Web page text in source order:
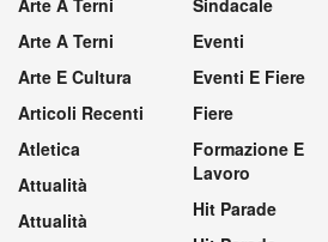
Arte A Terni
Arte E Cultura
Articoli Recenti
Atletica
Attualità
Attualità
Eventi
Eventi E Fiere
Fiere
Formazione E
Lavoro
Hit Parade